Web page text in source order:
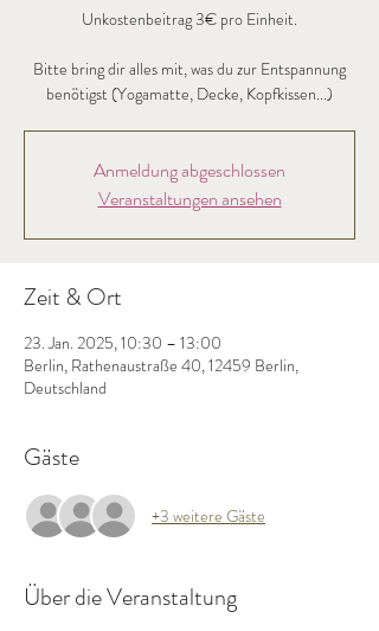
Unkostenbeitrag 3€ pro Einheit.
Bitte bring dir alles mit, was du zur Entspannung
benötigst (Yogamatte, Decke, Kopfkissen...)
Anmeldung abgeschlossen
Veranstaltungen ansehen
Zeit & Ort
23. Jan. 2025, 10:30 – 13:00
Berlin, Rathenaustraße 40, 12459 Berlin,
Deutschland
Gäste
+3 weitere Gäste
Über die Veranstaltung